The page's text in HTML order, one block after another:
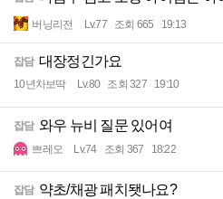
버닝리전 Lv.77 조회 665 19:13
잡담 대장정긴가요
10년차보딱 Lv.80 조회 327 19:10
잡담 와우 뉴비 질문 있어여
쁘레오 Lv.74 조회 367 18:22
잡담 약초/채광 패치됏나요?